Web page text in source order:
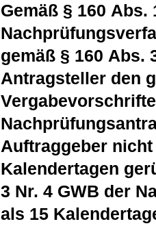
Gemäß § 160
gemäß § 160 Abs.
Antragsteller den
Auftraggeber
Kalendertagen
3 Nr. 4 GWB der
als 15